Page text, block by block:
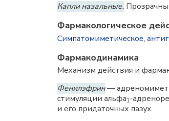
Капли назальные.
Фармакологическое
Симпатомиметическое,
Фармакодинамика
Механизм действия и
Фенилэфрин—
стимуляции альфа1-
и его придаточных пазух.